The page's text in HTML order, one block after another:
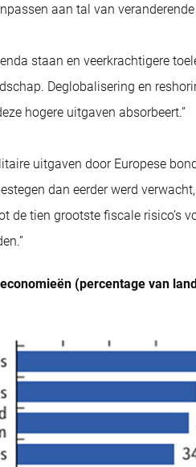
aan tal van veranderende
staan en veerkrachtigere
Deglobalisering en
hogere uitgaven absorbeert.”
uitgaven door Europese
dan eerder werd
de tien grootste fiscale risico’s
(percentage van